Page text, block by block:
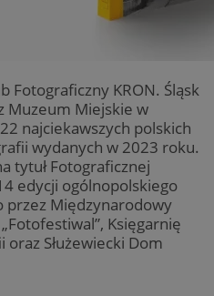
Fotograficzny KRON. Śląsk
Muzeum Miejskie w
najciekawszych polskich
wydanych w 2023 roku.
tytuł Fotograficznej
edycji ogólnopolskiego
przez Międzynarodowy
Księgarnię
Służewiecki Dom